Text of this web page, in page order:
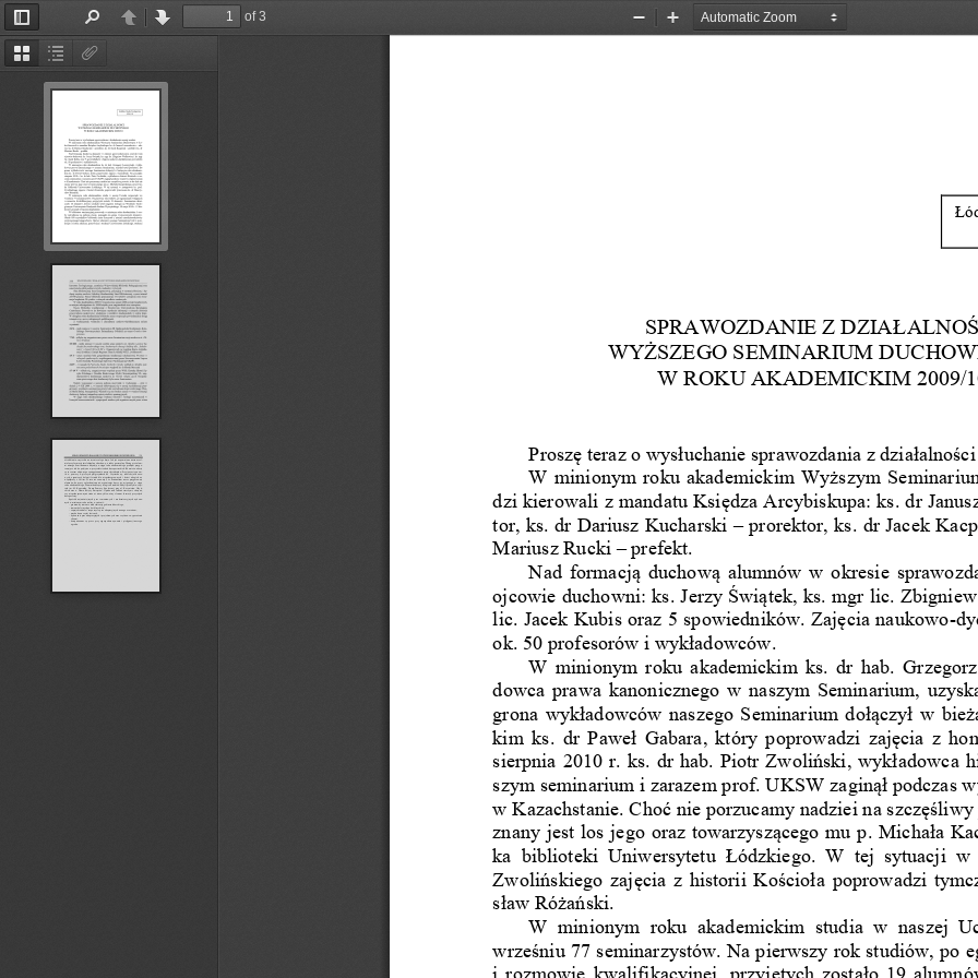
ThumbnailsDocument
Outline
Toggle
Sidebar
PreviousNext
of 3
Zoom
Zoom
SPRAWOZDANIE Z DZIAŁ
WYŻSZEGO SEMINARIUM
W ROKU AKADEMICKIM 2009/
Proszę teraz o wysłuchanie sprawozdania z
W minionym roku akademickim Wyższym
dzi kierowali z mandatu Księdza Arcybiskupa: ks. dr
tor, ks. dr Dariusz Kucharski – prorektor, ks. dr Jacek Kac
Mariusz Rucki –prefekt.
Nad formacją duchową alumnów w okresie
ojcowie duchowni: ks. Jerzy Świątek, ks. mgr lic.
lic. Jacek Kubis oraz 5 spowiedników. Zajęcia naukowo-
ok. 50 profesorów i wykładowców.
W minionym roku akademickim ks. dr hab.
dowca prawa kanonicznego w naszym Seminarium,
grona wykładowców naszego Seminarium dołączył w
kim ks. dr Paweł Gabara, który poprowadzi zajęcia z
sierpnia 2010 r. ks.  dr hab. Piotr Zwoliński, wykładowca
szym seminarium i zarazem prof. UKSW zaginął podczas
w Kazachstanie. Choć nie porzucamy nadziei na
znany jest los jego oraz towarzyszącego mu p. Michała
ka  biblioteki  Uniwersytetu  Łódzkiego.  W  tej  sytuacji  w
Zwolińskiego zajęcia z historii Kościoła poprowadzi
sław Różański.
W  minionym  roku  akademickim  studia  w  naszej
wrześniu 77 seminarzystów. Na pierwszy rok studiów, po
i rozmowie kwalifikacyjnej, przyjętych zostało 19